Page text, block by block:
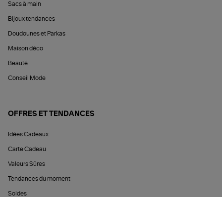
Sacs à main
Bijoux tendances
Doudounes et Parkas
Maison déco
Beauté
Conseil Mode
OFFRES ET TENDANCES
Idées Cadeaux
Carte Cadeau
Valeurs Sûres
Tendances du moment
Soldes